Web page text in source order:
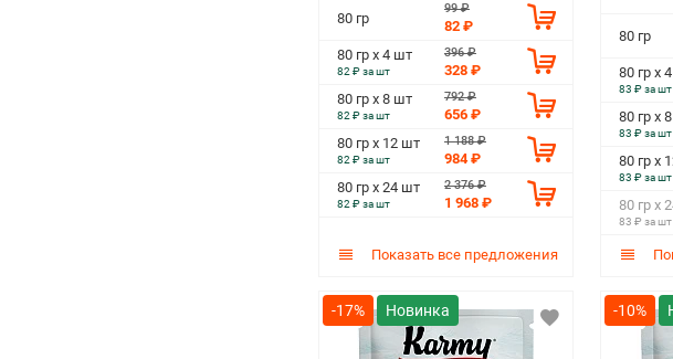
80 гр
99 ₽
82 ₽
80 гр х 4 шт
82 ₽ за шт
396 ₽
328 ₽
80 гр х 8 шт
82 ₽ за шт
792 ₽
656 ₽
80 гр х 12 шт
82 ₽ за шт
1 188 ₽
984 ₽
80 гр х 24 шт
82 ₽ за шт
2 376 ₽
1 968 ₽
Показать все предложения
80 гр
80 гр х
83 ₽ за шт
80 гр х
83 ₽ за шт
80 гр х
83 ₽ за шт
80 гр х
83 ₽ за шт
-17% -10%